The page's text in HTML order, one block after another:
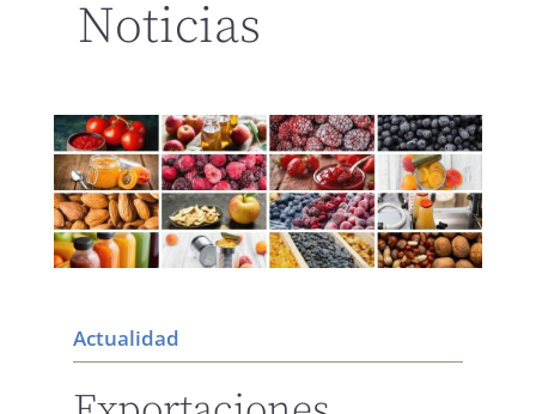
Noticias
Actualidad